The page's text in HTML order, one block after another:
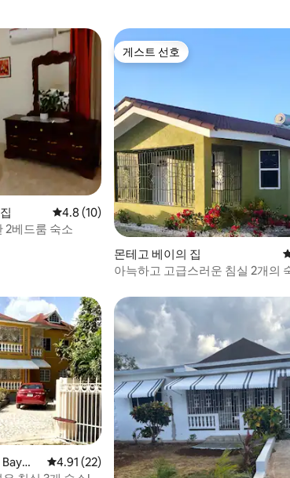
평점 4.8점(5점 만점), 후기 10개
4.8 (10)
2베드룸 숙소
게스트 선호
게스트 선호
몬테고 베이의 집
아늑하고 고급스러운 침실 2개의
의
평점 4.91점(5점 만점), 후기 22개
4.91 (22)